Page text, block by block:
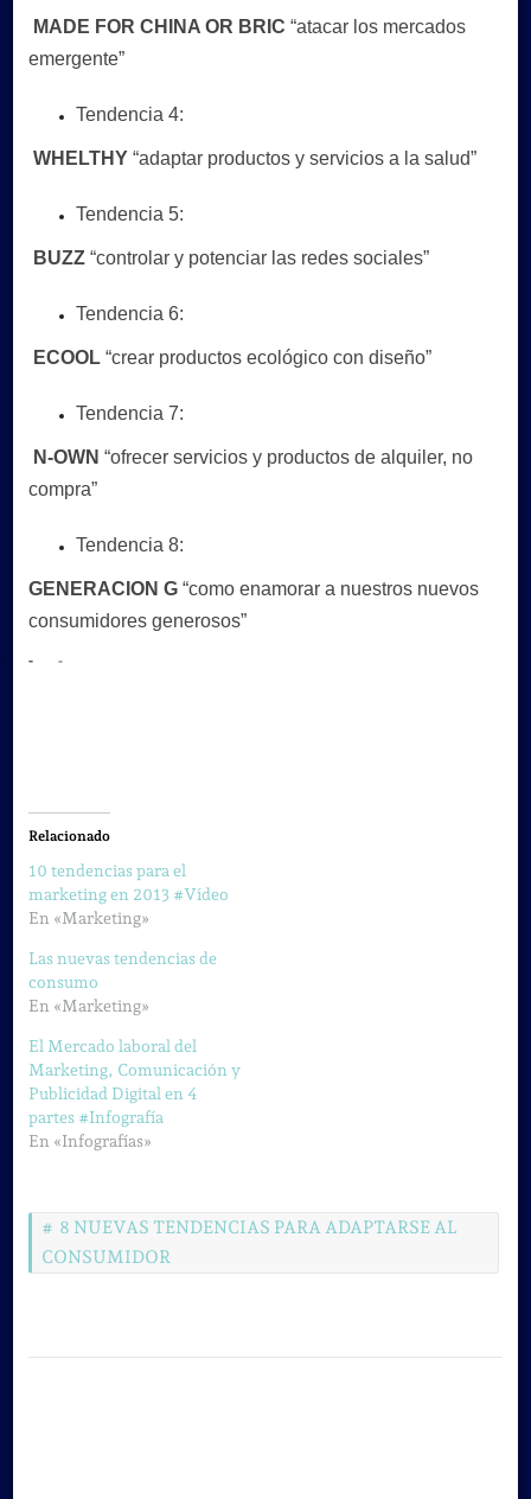
MADE FOR CHINA OR BRIC “atacar los mercados
emergente”
Tendencia 4:
WHELTHY“adaptar productos y servicios a la salud”
Tendencia 5:
BUZZ“controlar y potenciar las redes sociales”
Tendencia 6:
ECOOL “crear productos ecológico con diseño”
Tendencia 7:
N-OWN “ofrecer servicios y productos de alquiler, no
compra”
Tendencia 8:
GENERACION G“como enamorar a nuestros nuevos
consumidores generosos”
Relacionado
10 tendencias para el
marketing en 2013 #Vídeo
En «Marketing»
Las nuevas tendencias de
consumo
En «Marketing»
El Mercado laboral del
Marketing, Comunicación y
Publicidad Digital en 4
partes #Infografía
En «Infografías»
8 NUEVAS TENDENCIAS PARA ADAPTARSE AL
CONSUMIDOR